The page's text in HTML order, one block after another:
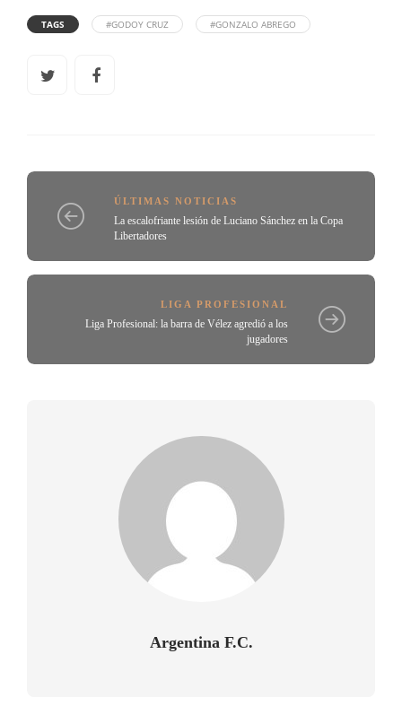
TAGS #GODOY CRUZ #GONZALO ABREGO
ÚLTIMAS NOTICIAS
La escalofriante lesión de Luciano Sánchez en la Copa
Libertadores
LIGA PROFESIONAL
Liga Profesional: la barra de Vélez agredió a los
jugadores
Argentina F.C.